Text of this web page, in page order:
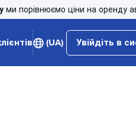
ми порівнюємо ціни на оренду
(UA) Увійдіть в